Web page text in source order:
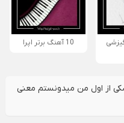
10 آهنگ برتر اپرا
از اول من میدونستم معنی